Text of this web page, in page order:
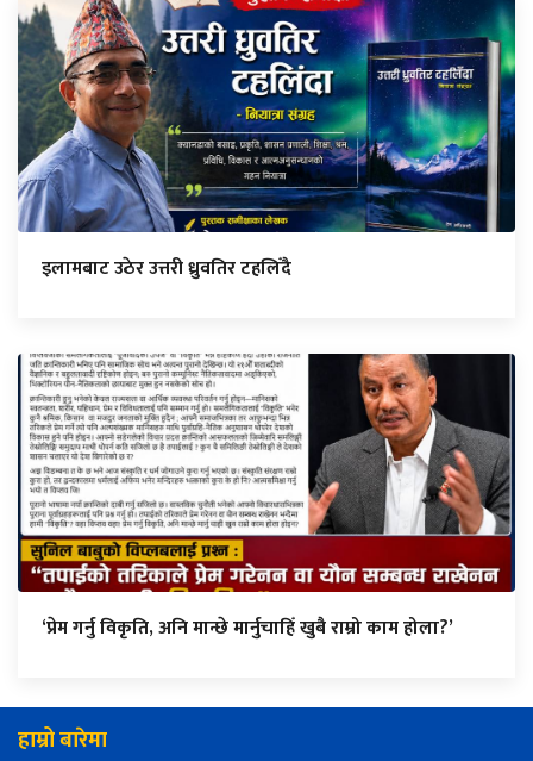
इलामबाट उठेर उत्तरी ध्रुवतिर टहलिँदै
‘प्रेम गर्नु विकृति, अनि मान्छे मार्नुचाहिँ खुबै राम्रो काम होला?’
हाम्रो बारेमा